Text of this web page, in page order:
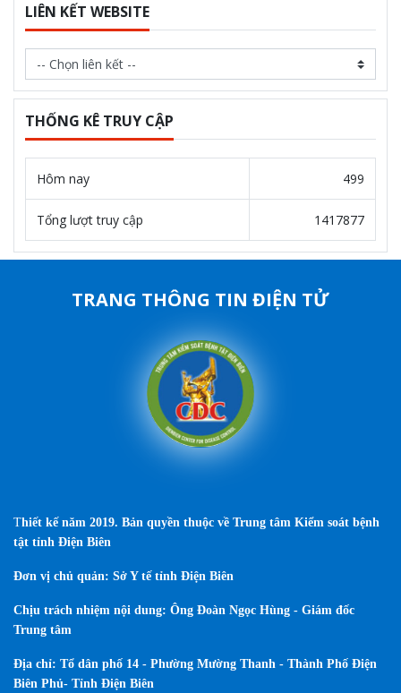
LIÊN KẾT WEBSITE
THỐNG KÊ TRUY CẬP
Hôm nay 499
Tổng lượt truy cập 1417877
TRANG THÔNG TIN ĐIỆN TỬ
Thiết kế năm 2019. Bản quyền thuộc về Trung tâm Kiểm soát bệnh
tật tỉnh Điện Biên
Đơn vị chủ quản: Sở Y tế tỉnh Điện Biên
Chịu trách nhiệm nội dung: Ông Đoàn Ngọc Hùng - Giám đốc
Trung tâm
Địa chỉ: Tổ dân phố 14 - Phường Mường Thanh - Thành Phố Điện
Biên Phủ- Tỉnh Điện Biên